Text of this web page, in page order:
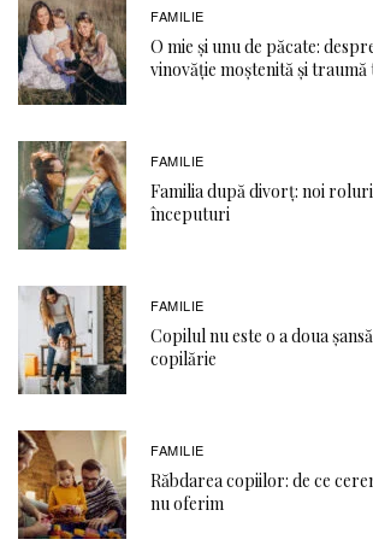
FAMILIE
O mie și unu de păcate:
vinovăție moștenită și
FAMILIE
Familia după divorț: noi
începuturi
FAMILIE
Copilul nu este o a doua
copilărie
FAMILIE
Răbdarea copiilor: de ce
nu oferim